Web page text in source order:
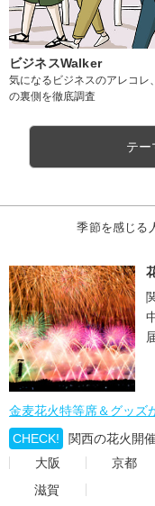
ビジネスWalker
気になるビジネスのアレコレ
の裏側を徹底調査
テー
季節を感じる
金麦花火特等席＆グッズ
CHECK!
関西の花火開
大阪
京都
滋賀